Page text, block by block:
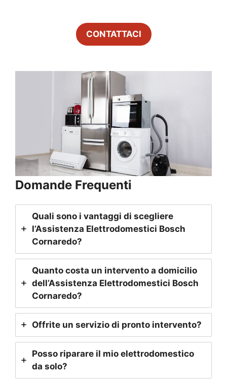
CONTATTACI
Domande Frequenti
Quali sono i vantaggi di scegliere
l’Assistenza Elettrodomestici Bosch
Cornaredo?
Quanto costa un intervento a domicilio
dell’Assistenza Elettrodomestici Bosch
Cornaredo?
Offrite un servizio di pronto intervento?
Posso riparare il mio elettrodomestico
da solo?